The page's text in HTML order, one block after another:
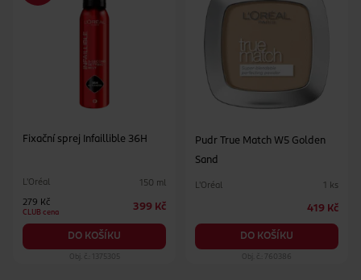
Fixační sprej Infaillible 36H
L'Oréal 150 ml
279 Kč
CLUB cena
399 Kč
DO KOŠÍKU
Pudr True Match W5 Golden
Sand
L'Oréal 1 ks
419 Kč
DO KOŠÍKU
Obj. č.: 760386